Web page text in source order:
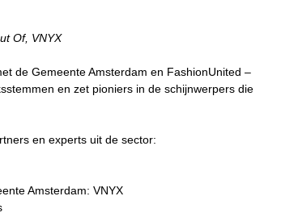
Of, VNYX
de Gemeente Amsterdam en FashionUnited –
en zet pioniers in de schijnwerpers die
en experts uit de sector:
Amsterdam: VNYX